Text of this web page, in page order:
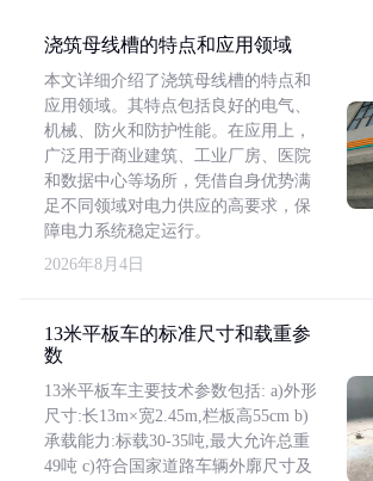
浇筑母线槽的特点和应用领域
本文详细介绍了浇筑母线槽的特点和
应用领域。其特点包括良好的电气、
机械、防火和防护性能。在应用上，
广泛用于商业建筑、工业厂房、医院
和数据中心等场所，凭借自身优势满
足不同领域对电力供应的高要求，保
障电力系统稳定运行。
2026年8月4日
13米平板车的标准尺寸和载重参
数
13米平板车主要技术参数包括: a)外形
尺寸:长13m×宽2.45m,栏板高55cm b)
承载能力:标载30-35吨,最大允许总重
49吨 c)符合国家道路车辆外廓尺寸及